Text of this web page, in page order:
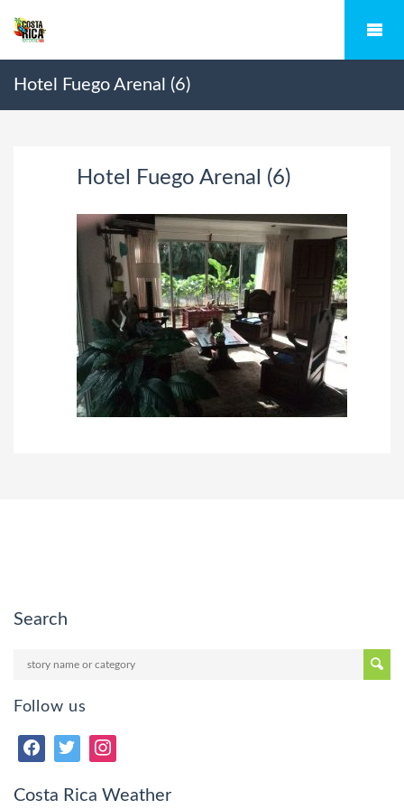
Hotel Fuego Arenal (6)
Hotel Fuego Arenal (6)
Search
Follow us
Costa Rica Weather